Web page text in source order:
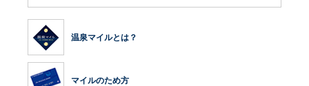
温泉マイルとは？
マイルのため方